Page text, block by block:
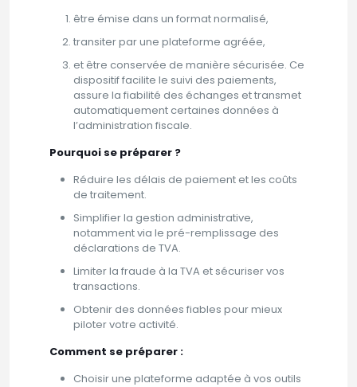
être émise dans un format normalisé,
transiter par une plateforme agréée,
et être conservée de manière sécurisée. Ce
dispositif facilite le suivi des paiements,
assure la fiabilité des échanges et transmet
automatiquement certaines données à
l’administration fiscale.
Pourquoi se préparer ?
Réduire les délais de paiement et les coûts
de traitement.
Simplifier la gestion administrative,
notamment via le pré-remplissage des
déclarations de TVA.
Limiter la fraude à la TVA et sécuriser vos
transactions.
Obtenir des données fiables pour mieux
piloter votre activité.
Comment se préparer :
Choisir une plateforme adaptée à vos outils